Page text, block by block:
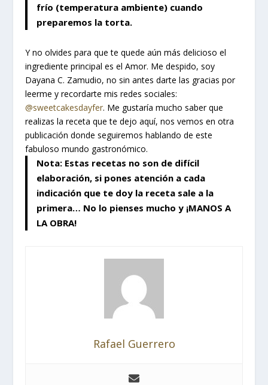
frío (temperatura ambiente) cuando
preparemos la torta.
Y no olvides para que te quede aún más delicioso el
ingrediente principal es el Amor. Me despido, soy
Dayana C. Zamudio, no sin antes darte las gracias por
leerme y recordarte mis redes sociales:
@sweetcakesdayfer. Me gustaría mucho saber que
realizas la receta que te dejo aquí, nos vemos en otra
publicación donde seguiremos hablando de este
fabuloso mundo gastronómico.
Nota: Estas recetas no son de difícil
elaboración, si pones atención a cada
indicación que te doy la receta sale a la
primera… No lo pienses mucho y ¡MANOS A
LA OBRA!
Rafael Guerrero